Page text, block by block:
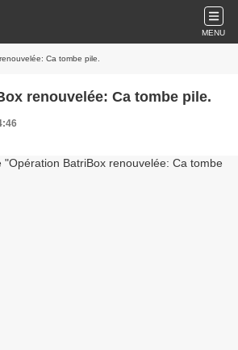
MENU
Ca tombe pile.
renouvelée: Ca tombe pile.